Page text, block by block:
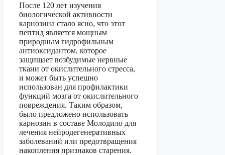
После 120 лет изучения
биологической активности
карнозина стало ясно, что этот
пептид является мощным
природным гидрофильным
антиоксидантом, которое
защищает возбудимые нервные
ткани от окислительного стресса,
и может быть успешно
использован для профилактики
функций мозга от окислительного
повреждения. Таким образом,
было предложено использовать
карнозин в составе Молодило для
лечения нейродегенеративных
заболеваний или предотвращения
накопления признаков старения.